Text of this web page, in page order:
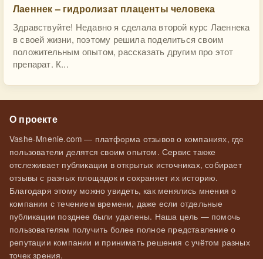
Лаеннек – гидролизат плаценты человека
Здравствуйте! Недавно я сделала второй курс Лаеннека
в своей жизни, поэтому решила поделиться своим
положительным опытом, рассказать другим про этот
препарат. К...
О проекте
Vashe-Mnenie.com — платформа отзывов о компаниях, где
пользователи делятся своим опытом. Сервис также
отслеживает публикации в открытых источниках, собирает
отзывы с разных площадок и сохраняет их историю.
Благодаря этому можно увидеть, как менялись мнения о
компании с течением времени, даже если отдельные
публикации позднее были удалены. Наша цель — помочь
пользователям получить более полное представление о
репутации компании и принимать решения с учётом разных
точек зрения.